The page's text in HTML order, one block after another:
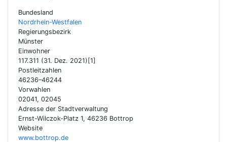
Bundesland
Nordrhein-Westfalen
Regierungsbezirk
Münster
Einwohner
117.311 (31. Dez. 2021)[1]
Postleitzahlen
46236–46244
Vorwahlen
02041, 02045
Adresse der Stadtverwaltung
Ernst-Wilczok-Platz 1, 46236 Bottrop
Website
www.bottrop.de